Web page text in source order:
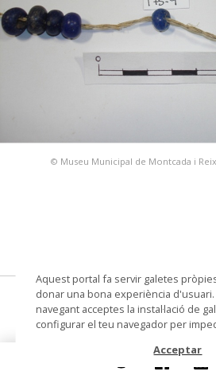
© Museu Municipal de Montcada i
dena
Datació segle IV
Aquest portal fa servir galetes
donar una bona experiència
navegant acceptes la instal·lació de
configurar el teu navegador per
Acceptar